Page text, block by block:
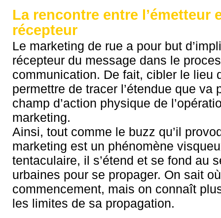
La rencontre entre l’émetteur
récepteur
Le marketing de rue a pour but
récepteur du message dans le
communication. De fait, cibler le lieu
permettre de tracer l’étendue que va
champ d’action physique de
marketing.
Ainsi, tout comme le buzz qu’il
marketing est un phénomène
tentaculaire, il s’étend et se fond au
urbaines pour se propager. On sait
commencement, mais on connaît
les limites de sa propagation.